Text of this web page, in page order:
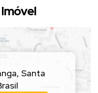
ou agendar
,Santa